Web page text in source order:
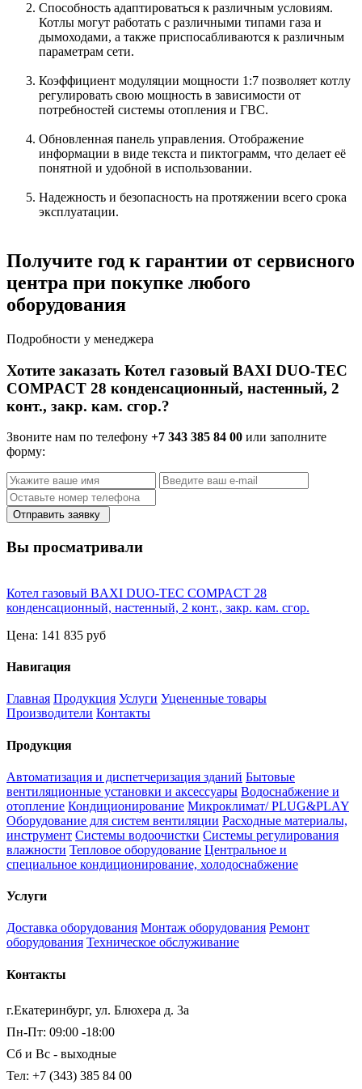
Способность адаптироваться к различным условиям.
Котлы могут работать с различными типами газа и
дымоходами, а также приспосабливаются к различным
параметрам сети.
Коэффициент модуляции мощности 1:7 позволяет котлу
регулировать свою мощность в зависимости от
потребностей системы отопления и ГВС.
Обновленная панель управления. Отображение
информации в виде текста и пиктограмм, что делает её
понятной и удобной в использовании.
Надежность и безопасность на протяжении всего срока
эксплуатации.
Получите год к гарантии от сервисного
центра при покупке любого
оборудования
Подробности у менеджера
Хотите заказать Котел газовый BAXI DUO-TEC
COMPACT 28 конденсационный, настенный, 2
конт., закр. кам. сгор.?
Звоните нам по телефону +7 343 385 84 00 или заполните
форму:
Отправить заявку
Вы просматривали
Котел газовый BAXI DUO-TEC COMPACT 28
конденсационный, настенный, 2 конт., закр. кам. сгор.
Цена: 141 835 руб
Навигация
Главная Продукция Услуги Уцененные товары
Производители Контакты
Продукция
Автоматизация и диспетчеризация зданий Бытовые
вентиляционные установки и аксессуары Водоснабжение и
отопление Кондиционирование Микроклимат/ PLUG&PLAY
Оборудование для систем вентиляции Расходные материалы,
инструмент Системы водоочистки Системы регулирования
влажности Тепловое оборудование Центральное и
специальное кондиционирование, холодоснабжение
Услуги
Доставка оборудования Монтаж оборудования Ремонт
оборудования Техническое обслуживание
Контакты
г.Екатеринбург, ул. Блюхера д. 3а
Пн-Пт: 09:00 -18:00
Сб и Вс - выходные
Тел: +7 (343) 385 84 00